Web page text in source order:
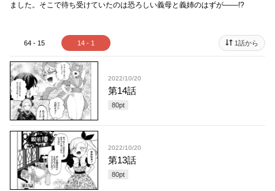
ました。そこで待ち受けていたのは恐ろしい義母と義姉のはずが――!?
64 - 15 14 - 1 1話から
2022/10/20
第14話
80pt
2022/10/20
第13話
80pt